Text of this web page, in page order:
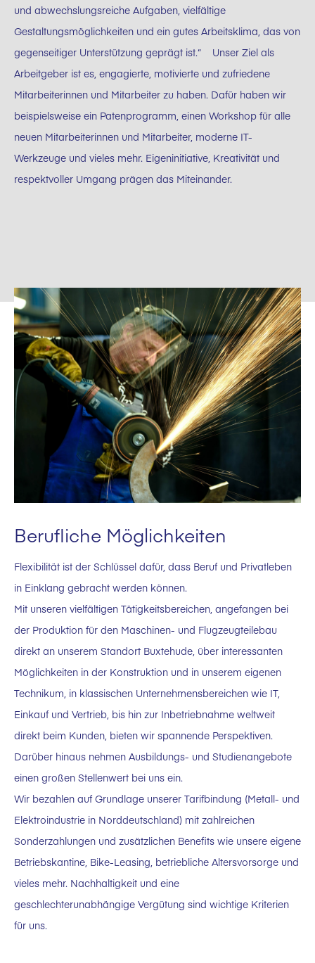
und abwechslungsreiche Aufgaben, vielfältige
Gestaltungsmöglichkeiten und ein gutes Arbeitsklima, das von
gegenseitiger Unterstützung geprägt ist.“ Unser Ziel als
Arbeitgeber ist es, engagierte, motivierte und zufriedene
Mitarbeiterinnen und Mitarbeiter zu haben. Dafür haben wir
beispielsweise ein Patenprogramm, einen Workshop für alle
neuen Mitarbeiterinnen und Mitarbeiter, moderne IT-
Werkzeuge und vieles mehr. Eigeninitiative, Kreativität und
respektvoller Umgang prägen das Miteinander.
Berufliche Möglichkeiten
Flexibilität ist der Schlüssel dafür, dass Beruf und Privatleben
in Einklang gebracht werden können.
Mit unseren vielfältigen Tätigkeitsbereichen, angefangen bei
der Produktion für den Maschinen- und Flugzeugteilebau
direkt an unserem Standort Buxtehude, über interessanten
Möglichkeiten in der Konstruktion und in unserem eigenen
Technikum, in klassischen Unternehmensbereichen wie IT,
Einkauf und Vertrieb, bis hin zur Inbetriebnahme weltweit
direkt beim Kunden, bieten wir spannende Perspektiven.
Darüber hinaus nehmen Ausbildungs- und Studienangebote
einen großen Stellenwert bei uns ein.
Wir bezahlen auf Grundlage unserer Tarifbindung (Metall- und
Elektroindustrie in Norddeutschland) mit zahlreichen
Sonderzahlungen und zusätzlichen Benefits wie unsere eigene
Betriebskantine, Bike-Leasing, betriebliche Altersvorsorge und
vieles mehr. Nachhaltigkeit und eine
geschlechterunabhängige Vergütung sind wichtige Kriterien
für uns.